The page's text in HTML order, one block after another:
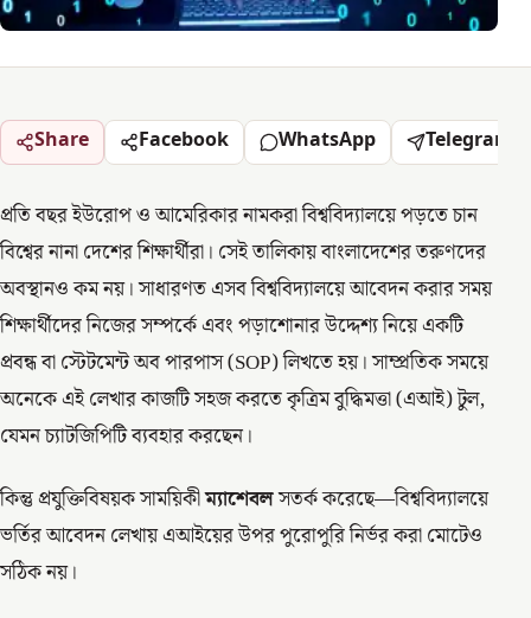
Share Facebook WhatsApp Telegram
প্রতি বছর ইউরোপ ও আমেরিকার নামকরা বিশ্ববিদ্যালয়ে পড়তে চান
বিশ্বের নানা দেশের শিক্ষার্থীরা। সেই তালিকায় বাংলাদেশের তরুণদের
অবস্থানও কম নয়। সাধারণত এসব বিশ্ববিদ্যালয়ে আবেদন করার সময়
শিক্ষার্থীদের নিজের সম্পর্কে এবং পড়াশোনার উদ্দেশ্য নিয়ে একটি
প্রবন্ধ বা স্টেটমেন্ট অব পারপাস (SOP) লিখতে হয়। সাম্প্রতিক সময়ে
অনেকে এই লেখার কাজটি সহজ করতে কৃত্রিম বুদ্ধিমত্তা (এআই) টুল,
যেমন চ্যাটজিপিটি ব্যবহার করছেন।
কিন্তু প্রযুক্তিবিষয়ক সাময়িকীম্যাশেবলসতর্ক করেছে—বিশ্ববিদ্যালয়ে
ভর্তির আবেদন লেখায় এআইয়ের উপর পুরোপুরি নির্ভর করা মোটেও
সঠিক নয়।